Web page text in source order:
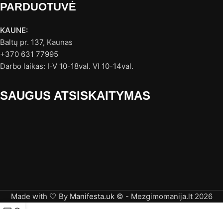
PARDUOTUVĖ
KAUNE:
Baltų pr. 137, Kaunas
+370 631 77995
Darbo laikas: I-V 10-18val. VI 10-14val.
SAUGUS ATSISKAITYMAS
Made with 🤍 By Manifesta.uk© - Mezgimomanija.lt 2026